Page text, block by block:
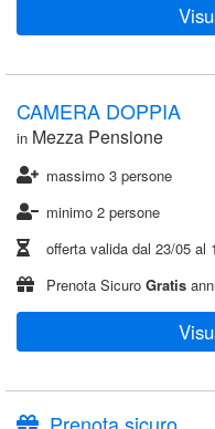
CAMERA DOPPIA
in Mezza Pensione
massimo 3 persone
minimo 2 persone
offerta valida dal 23/05 al
Prenota Sicuro Gratis
Prenota sicuro